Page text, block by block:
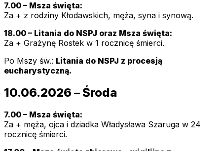
7.00 – Msza święta:
Za + z rodziny Kłodawskich, męża, syna i synową.
18.00 – Litania do NSPJ oraz Msza święta:
Za + Grażynę Rostek w 1 rocznicę śmierci.
Po Mszy św.: Litania do NSPJ z procesją
eucharystyczną.
10.06.2026 – Środa
7.00 – Msza święta:
Za + męża, ojca i dziadka Władysława Szaruga w 24
rocznicę śmierci.